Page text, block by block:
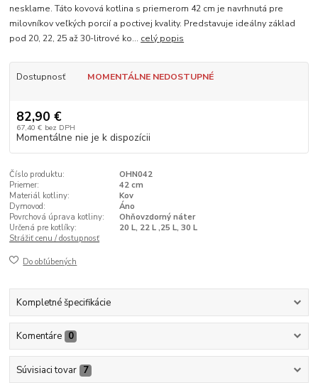
nesklame. Táto kovová kotlina s priemerom 42 cm je navrhnutá pre
milovníkov veľkých porcií a poctivej kvality. Predstavuje ideálny základ
pod 20, 22, 25 až 30-litrové ko... celý popis
Dostupnosť MOMENTÁLNE NEDOSTUPNÉ
82,90 €
67,40 € bez DPH
Momentálne nie je k dispozícii
Číslo produktu:
OHN042
Priemer:
42 cm
Materiál kotliny:
Kov
Dymovod:
Áno
Povrchová úprava kotliny:
Ohňovzdorný náter
Určená pre kotlíky:
20 L, 22 L ,25 L, 30 L
Strážiť cenu / dostupnosť
Do obľúbených
Kompletné špecifikácie
Komentáre 0
Súvisiaci tovar 7